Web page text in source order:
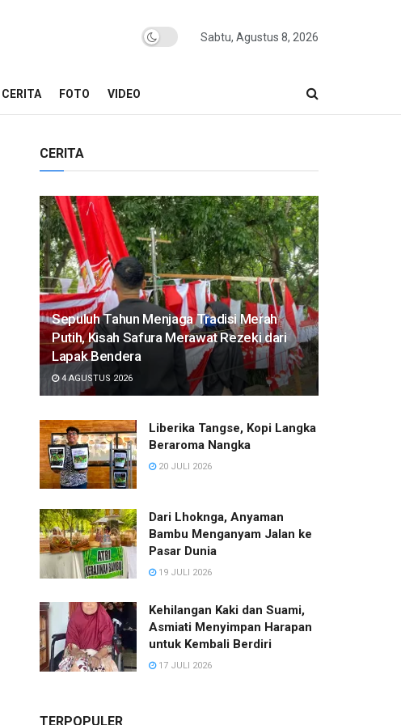
Sabtu, Agustus 8, 2026
CERITA FOTO VIDEO
CERITA
Sepuluh Tahun Menjaga Tradisi Merah
Putih, Kisah Safura Merawat Rezeki dari
Lapak Bendera
4 AGUSTUS 2026
Liberika Tangse, Kopi Langka
Beraroma Nangka
20 JULI 2026
Dari Lhoknga, Anyaman
Bambu Menganyam Jalan ke
Pasar Dunia
19 JULI 2026
Kehilangan Kaki dan Suami,
Asmiati Menyimpan Harapan
untuk Kembali Berdiri
17 JULI 2026
TERPOPULER